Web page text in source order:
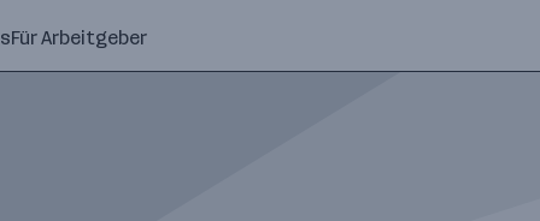
Für Arbeitgeber